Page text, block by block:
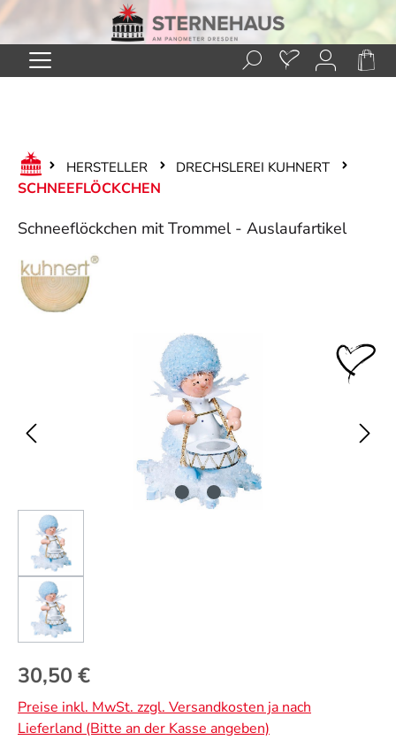
Zum Hauptinhalt springen
HERSTELLER DRECHSLEREI KUHNERT
SCHNEEFLÖCKCHEN
Schneeflöckchen mit Trommel - Auslaufartikel
Bildergalerie überspringen
Regulärer Preis:
30,50 €
Preise inkl. MwSt. zzgl. Versandkosten ja nach
Lieferland (Bitte an der Kasse angeben)